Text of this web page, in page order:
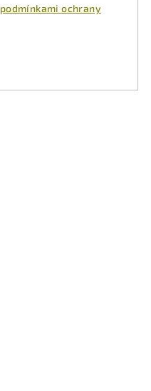
podmínkami ochrany